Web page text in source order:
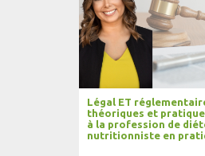
Légal ET
théoriques et
à la profession de
nutritionniste en